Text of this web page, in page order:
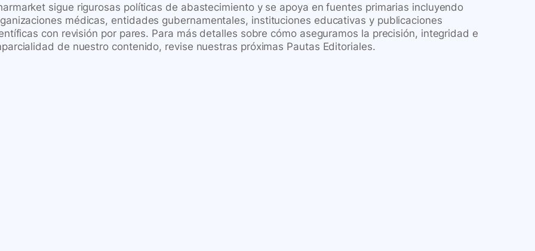
sigue rigurosas políticas de abastecimiento y se apoya en fuentes primarias incluyendo
médicas, entidades gubernamentales, instituciones educativas y publicaciones
con revisión por pares. Para más detalles sobre cómo aseguramos la precisión, integridad e
de nuestro contenido, revise nuestras próximas Pautas Editoriales.